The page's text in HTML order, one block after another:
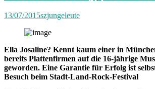
13/07/2015szjungeleute
Ella Josaline? Kennt kaum einer in
bereits Plattenfirmen auf die 16-jährige
geworden. Eine Garantie für Erfolg ist
Besuch beim Stadt-Land-Rock-Festival